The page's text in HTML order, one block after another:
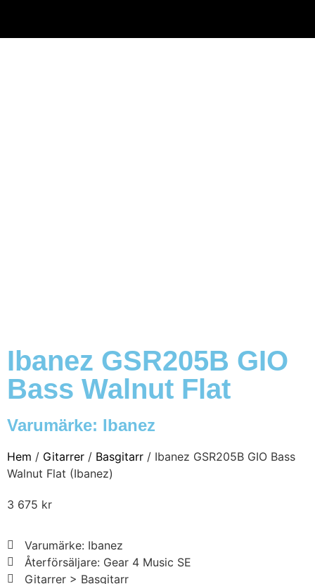
Ibanez GSR205B GIO
Bass Walnut Flat
Varumärke: Ibanez
Hem / Gitarrer / Basgitarr / Ibanez GSR205B GIO Bass
Walnut Flat (Ibanez)
3 675 kr
Varumärke: Ibanez
Återförsäljare: Gear 4 Music SE
Gitarrer > Basgitarr